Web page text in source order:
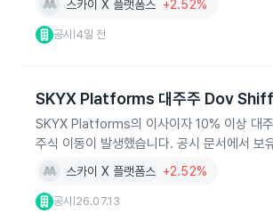
스카이 X 플랫폼스 +2.52%
공시 4일 전
SKYX Platforms 대주주 Dov Shiff
SKYX Platforms의 이사이자 10% 이상 대
주식 이동이 발생했습니다. 공시 문서에서
스카이 X 플랫폼스 +2.52%
공시 26.07.13